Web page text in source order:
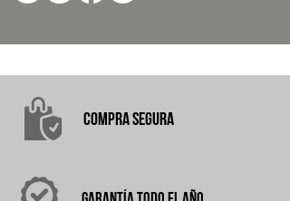
COMPRASEGURA